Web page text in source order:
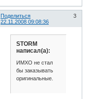
Поделиться
3
22.11.2008 09:08:36
STORM
написал(а):
ИМХО не стал
бы заказывать
оригинальные.